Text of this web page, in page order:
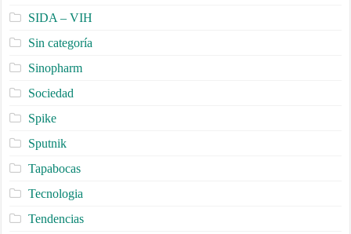
SIDA – VIH
Sin categoría
Sinopharm
Sociedad
Spike
Sputnik
Tapabocas
Tecnologia
Tendencias